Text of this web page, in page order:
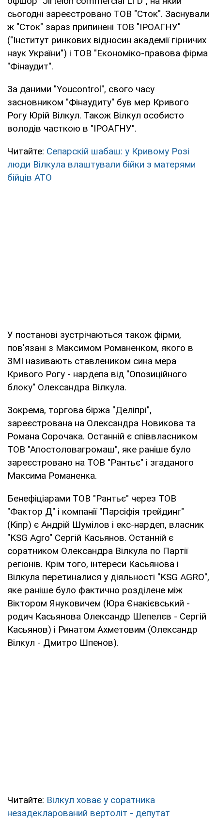
сьогодні зареєстровано ТОВ "Сток". Заснували
ж "Сток" зараз припинені ТОВ "ІРОАГНУ"
("Інститут ринкових відносин академії гірничих
наук України") і ТОВ "Економіко-правова фірма
"Фінаудит".
За даними "Youcontrol", свого часу
засновником "Фінаудиту" був мер Кривого
Рогу Юрій Вілкул. Також Вілкул особисто
володів часткою в "ІРОАГНУ".
Читайте: Сепарскій шабаш: у Кривому Розі
люди Вілкула влаштували бійки з матерями
бійців АТО
У постанові зустрічаються також фірми,
пов'язані з Максимом Романенком, якого в
ЗМІ називають ставлеником сина мера
Кривого Рогу - нардепа від "Опозиційного
блоку" Олександра Вілкула.
Зокрема, торгова біржа "Деліпрі",
зареєстрована на Олександра Новикова та
Романа Сорочака. Останній є співвласником
ТОВ "Апостоловагромаш", яке раніше було
зареєстровано на ТОВ "Рантьє" і згаданого
Максима Романенка.
Бенефіціарами ТОВ "Рантьє" через ТОВ
"Фактор Д" і компанії "Парсіфія трейдинг"
(Кіпр) є Андрій Шумілов і екс-нардеп, власник
"KSG Agro" Сергій Касьянов. Останній є
соратником Олександра Вілкула по Партії
регіонів. Крім того, інтереси Касьянова і
Вілкула перетиналися у діяльності "KSG AGRO",
яке раніше було фактично розділене між
Віктором Януковичем (Юра Єнакієвський -
родич Касьянова Олександр Шепелєв - Сергій
Касьянов) і Ринатом Ахметовим (Олександр
Вілкул - Дмитро Шпенов).
Читайте: Вілкул ховає у соратника
незадекларований вертоліт - депутат